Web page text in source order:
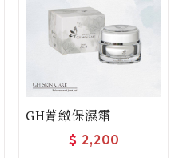
GH菁緻保濕霜
$ 2,200